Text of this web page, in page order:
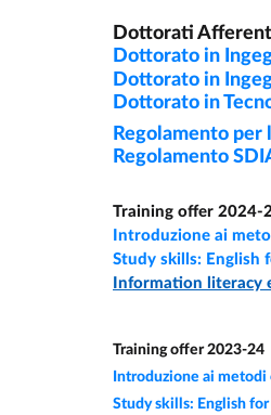
Dottorati
Dottorato in
Dottorato in
Dottorato in
Regolamento
Regolamento
Training offer 2024-
Introduzione ai
Study skills: English
Information literacy
Training offer 2023-24
Introduzione ai
Study skills: English